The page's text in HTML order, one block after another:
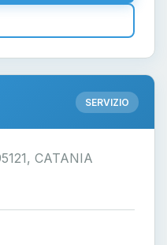
SERVIZIO
CATANIA